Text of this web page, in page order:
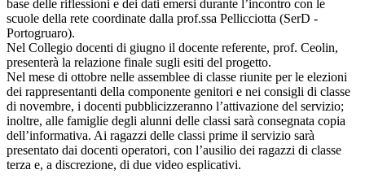
base delle riflessioni e dei dati emersi durante l’incontro con le
scuole della rete coordinate dalla prof.ssa Pellicciotta (SerD -
Portogruaro).
Nel Collegio docenti di giugno il docente referente, prof. Ceolin,
presenterà la relazione finale sugli esiti del progetto.
Nel mese di ottobre nelle assemblee di classe riunite per le elezioni
dei rappresentanti della componente genitori e nei consigli di classe
di novembre, i docenti pubblicizzeranno l’attivazione del servizio;
inoltre, alle famiglie degli alunni delle classi sarà consegnata copia
dell’informativa. Ai ragazzi delle classi prime il servizio sarà
presentato dai docenti operatori, con l’ausilio dei ragazzi di classe
terza e, a discrezione, di due video esplicativi.